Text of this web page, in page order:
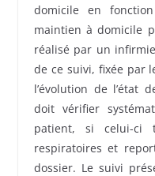
domicile en
maintien à domicile
réalisé par un
de ce suivi, fixée par
l’évolution de l’état
doit vérifier
patient, si celui-ci
respiratoires et
dossier. Le suivi